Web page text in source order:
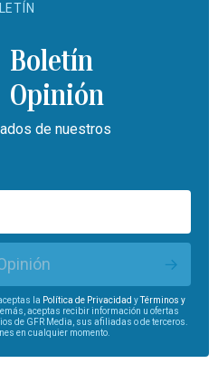
Boletín
Opinión
de nuestros
la Política de Privacidad yTérminos y
aceptas recibir información u ofertas
de GFR Media, sus afiliadas o de terceros.
en cualquier momento.